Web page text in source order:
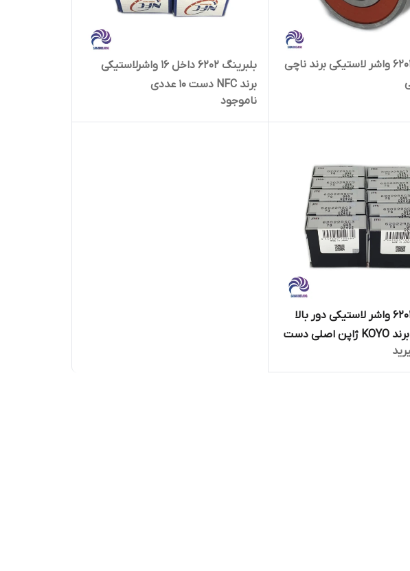
بلبرینگ 6202 واشر لاستیکی برند ناچی
بلبرینگ 6202 داخل 16 واشرلاستیکی
برند NFC دست 10 عددی
ناموجود
بلبرینگ 6202 واشر لاستیکی دور بالا
سبد فیبر برند KOYO ژاپن اصلی دست